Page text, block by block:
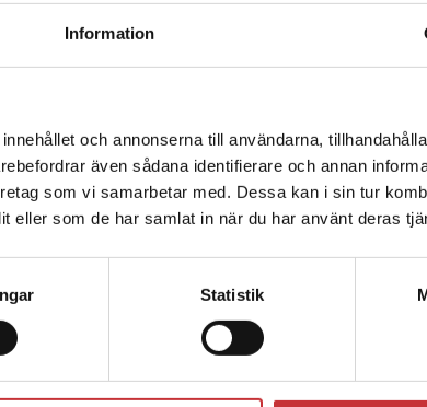
Information
och annonserna till användarna,
även sådana identifierare och annan
som vi samarbetar med. Dessa kan i sin tur
eller som de har samlat in när du har använt deras
Statistik
fraktregion
att du besöker studentlitteratur.se via en
Vi erbjuder inte leveranser utanför
slutföra ett köp måste
vara i Sverige.Läs mer
Föräldrasamverkan
Pihlgren, Ann (red.)